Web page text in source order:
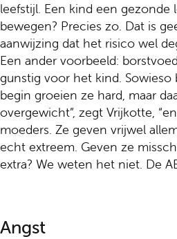
leefstijl. Een kind een gezonde
bewegen? Precies zo. Dat is
aanwijzing dat het risico wel
Een ander voorbeeld:
gunstig voor het kind.
begin groeien ze hard, maar
overgewicht”, zegt Vrijkotte,
moeders. Ze geven vrijwel
echt extreem. Geven ze
extra? We weten het niet. De
Angst